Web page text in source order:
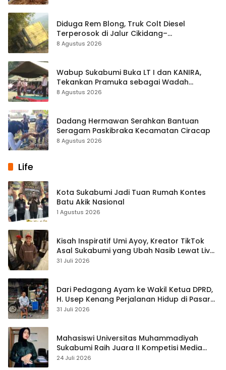
Diduga Rem Blong, Truk Colt Diesel
Terperosok di Jalur Cikidang–
Palabuhanratu
8 Agustus 2026
Wabup Sukabumi Buka LT I dan KANIRA,
Tekankan Pramuka sebagai Wadah
Pembentukan Karakter
8 Agustus 2026
Dadang Hermawan Serahkan Bantuan
Seragam Paskibraka Kecamatan Ciracap
8 Agustus 2026
Life
Kota Sukabumi Jadi Tuan Rumah Kontes
Batu Akik Nasional
1 Agustus 2026
Kisah Inspiratif Umi Ayoy, Kreator TikTok
Asal Sukabumi yang Ubah Nasib Lewat Live
Streaming
31 Juli 2026
Dari Pedagang Ayam ke Wakil Ketua DPRD,
H. Usep Kenang Perjalanan Hidup di Pasar
Cisaat
31 Juli 2026
Mahasiswi Universitas Muhammadiyah
Sukabumi Raih Juara II Kompetisi Media
Pembelajaran Digital Tingkat Internasional
24 Juli 2026